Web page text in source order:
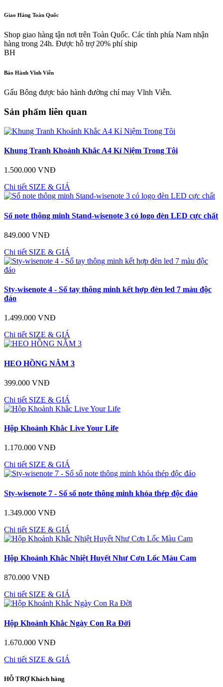
Giao Hàng Toàn Quốc
Shop giao hàng tận nơi trên Toàn Quốc. Các tỉnh phía Nam nhận
hàng trong 24h. Được hỗ trợ 20% phí ship
BH
Bảo Hành Vĩnh Viễn
Gấu Bông được bảo hành đường chỉ may Vĩnh Viễn.
Sản phẩm liên quan
Khung Tranh Khoảnh Khắc A4 Kỉ Niệm Trong Tôi
1.500.000 VNĐ
Chi tiết SIZE & GIÁ
Sổ note thông minh Stand-wisenote 3 có logo đèn LED cực chất
849.000 VNĐ
Chi tiết SIZE & GIÁ
Sty-wisenote 4 - Sổ tay thông minh kết hợp đèn led 7 màu độc
đáo
1.499.000 VNĐ
Chi tiết SIZE & GIÁ
HEO HỒNG NẰM 3
399.000 VNĐ
Chi tiết SIZE & GIÁ
Hộp Khoảnh Khắc Live Your Life
1.170.000 VNĐ
Chi tiết SIZE & GIÁ
Sty-wisenote 7 - Sổ sổ note thông minh khóa thép độc đáo
1.349.000 VNĐ
Chi tiết SIZE & GIÁ
Hộp Khoảnh Khắc Nhiệt Huyết Như Cơn Lốc Màu Cam
870.000 VNĐ
Chi tiết SIZE & GIÁ
Hộp Khoảnh Khắc Ngày Con Ra Đời
1.670.000 VNĐ
Chi tiết SIZE & GIÁ
HỖ TRỢKhách hàng